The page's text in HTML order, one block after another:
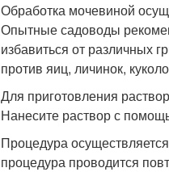
Обработка мочевиной
Опытные садоводы
избавиться от различных
против яиц, личинок,
Для приготовления
Нанесите раствор с
Процедура
процедура проводится